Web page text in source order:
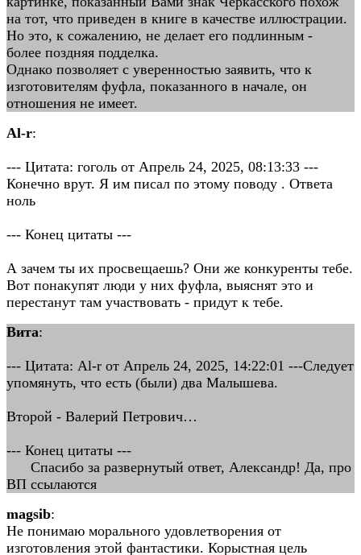
на тот, что приведен в книге в качестве иллюстрации.
Но это, к сожалению, не делает его подлинным -
более поздняя подделка.
Однако позволяет с уверенностью заявить, что к
изготовителям фуфла, показанного в начале, он
отношения не имеет.
Al-r:
--- Цитата: гоголь от Апрель 24, 2025, 08:13:33 ---
Конечно врут. Я им писал по этому поводу . Ответа
ноль
--- Конец цитаты ---
А зачем ты их просвещаешь? Они же конкуренты тебе.
Вот понакупят люди у них фуфла, выяснят это и
перестанут там участвовать - придут к тебе.
Вита:
--- Цитата: Al-r от Апрель 24, 2025, 14:22:01 ---Следует
упомянуть, что есть (были) два Малышева.
Второй - Валерий Петрович…
--- Конец цитаты ---
Спасибо за развернутый ответ, Александр! Да, про
ВП ссылаются
magsib:
Не понимаю морального удовлетворения от
изготовления этой фантастики. Корыстная цель